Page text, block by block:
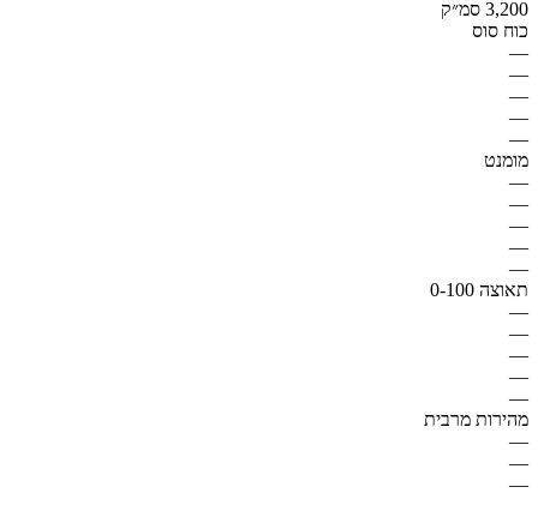
3,200 סמ״ק
כוח סוס
—
—
—
—
—
מומנט
—
—
—
—
—
תאוצה 0-100
—
—
—
—
—
מהירות מרבית
—
—
—